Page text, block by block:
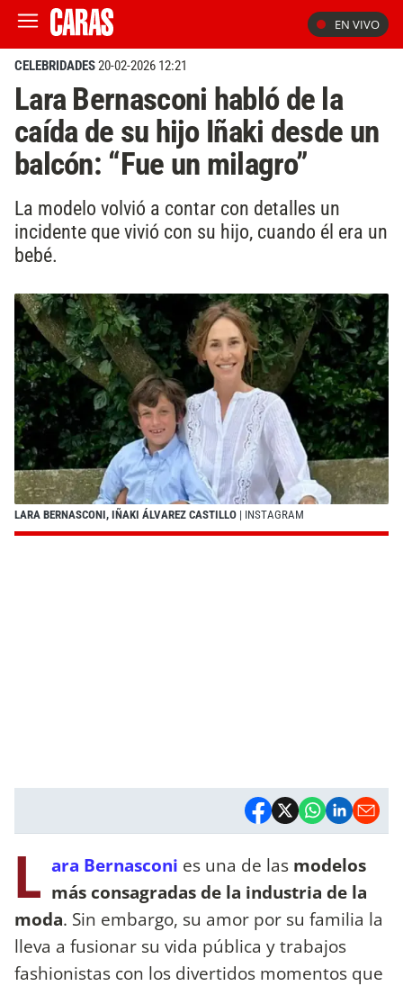
EN VIVO
CELEBRIDADES20-02-2026 12:21
Lara Bernasconi habló de la
caída de su hijo Iñaki desde un
balcón: “Fue un milagro”
La modelo volvió a contar con detalles un
incidente que vivió con su hijo, cuando él era un
bebé.
LARA BERNASCONI, IÑAKI ÁLVAREZ CASTILLO | INSTAGRAM
L ara Bernasconi es una de las modelos
más consagradas de la industria de la
moda. Sin embargo, su amor por su familia la
lleva a fusionar su vida pública y trabajos
fashionistas con los divertidos momentos que